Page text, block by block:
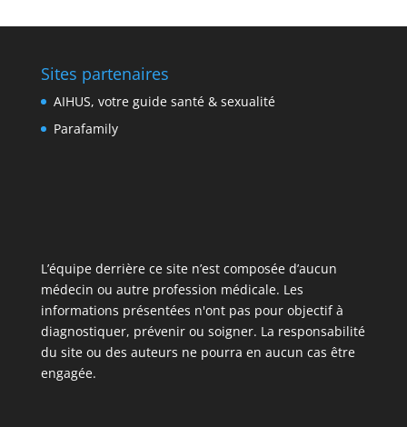
Sites partenaires
AIHUS, votre guide santé & sexualité
Parafamily
L’équipe derrière ce site n’est composée d’aucun
médecin ou autre profession médicale. Les
informations présentées n'ont pas pour objectif à
diagnostiquer, prévenir ou soigner. La responsabilité
du site ou des auteurs ne pourra en aucun cas être
engagée.